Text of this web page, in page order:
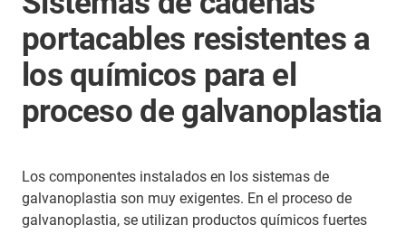
portacables resistentes a
los químicos para el
proceso de galvanoplastia
Los componentes instalados en los sistemas de
galvanoplastia son muy exigentes. En el proceso de
galvanoplastia, se utilizan productos químicos fuertes